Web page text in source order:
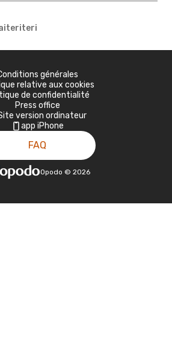
générales
relative aux cookies
de confidentialité
Press office
version ordinateur
app iPhone
FAQ
Opodo © 2026